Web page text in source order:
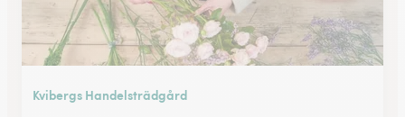
Kvibergs Handelsträdgård